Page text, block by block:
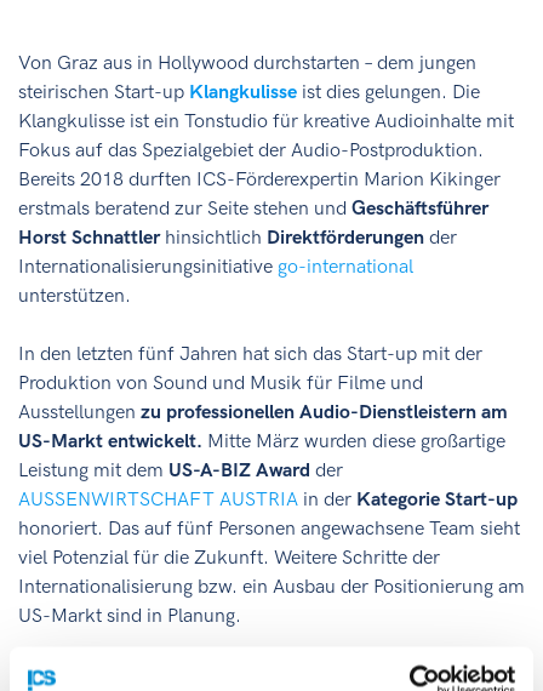
Von Graz aus in Hollywood durchstarten – dem jungen
steirischen Start-up Klangkulisse ist dies gelungen. Die
Klangkulisse ist ein Tonstudio für kreative Audioinhalte mit
Fokus auf das Spezialgebiet der Audio-Postproduktion.
Bereits 2018 durften ICS-Förderexpertin Marion Kikinger
erstmals beratend zur Seite stehen und Geschäftsführer
Horst Schnattlerhinsichtlich Direktförderungen der
Internationalisierungsinitiative go-international
unterstützen.
In den letzten fünf Jahren hat sich das Start-up mit der
Produktion von Sound und Musik für Filme und
Ausstellungen zu professionellen Audio-Dienstleistern am
US-Markt entwickelt. Mitte März wurden diese großartige
Leistung mit dem US-A-BIZ Award der
AUSSENWIRTSCHAFT AUSTRIA in der Kategorie Start-up
honoriert. Das auf fünf Personen angewachsene Team sieht
viel Potenzial für die Zukunft. Weitere Schritte der
Internationalisierung bzw. ein Ausbau der Positionierung am
US-Markt sind in Planung.
Wir gratulieren zu dieser großartigen Leistung und stehen